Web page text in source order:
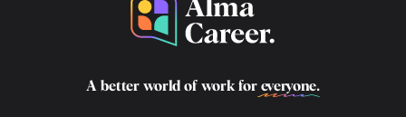
A better world of work for everyone.